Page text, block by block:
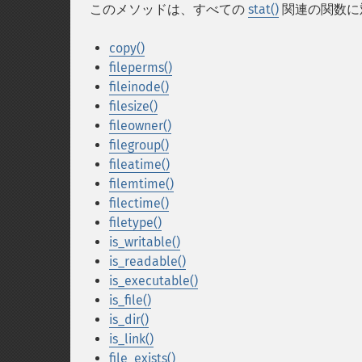
このメソッドは、すべての stat() 関連の関数に
copy()
fileperms()
fileinode()
filesize()
fileowner()
filegroup()
fileatime()
filemtime()
filectime()
filetype()
is_writable()
is_readable()
is_executable()
is_file()
is_dir()
is_link()
file_exists()